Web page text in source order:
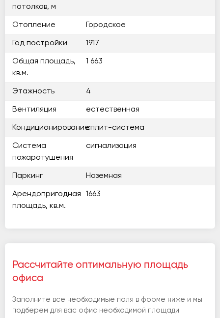
потолков, м
Отопление Городское
Год постройки 1917
Общая площадь,
кв.м.
1 663
Этажность 4
Вентиляция естественная
Кондиционированиесплит-система
Система
пожаротушения
сигнализация
Паркинг Наземная
Арендопригодная
площадь, кв.м.
1663
Рассчитайте оптимальную площадь
офиса
Заполните все необходимые поля в форме ниже и мы
подберем для вас офис необходимой площади